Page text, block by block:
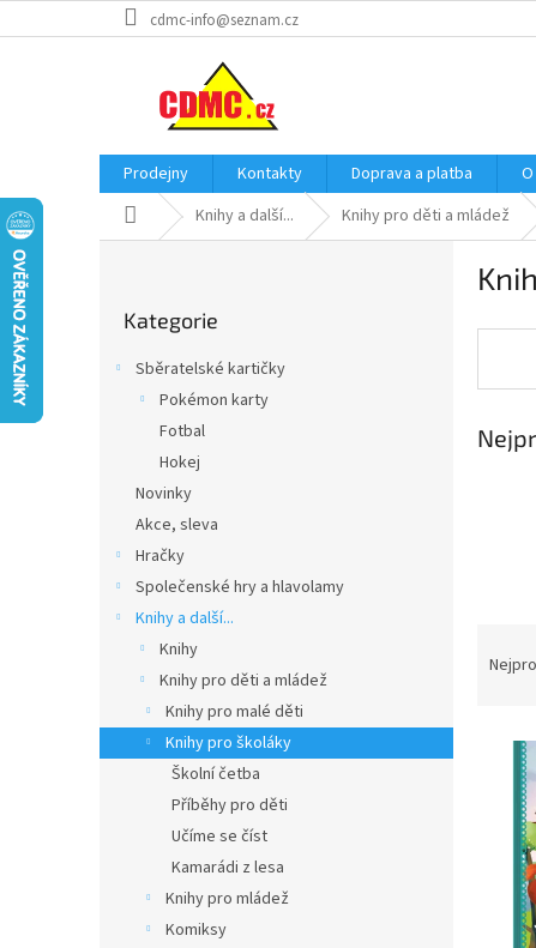
na
cdmc-info@seznam.cz
Prodejny Kontakty Doprava a platba
Domů Knihy a další... Knihy pro děti a mládež
kategorie
Kategorie
Sběratelské kartičky
Pokémon karty
Fotbal
Hokej
Novinky
Akce, sleva
Hračky
Společenské hry a hlavolamy
Knihy a další...
Knihy
Knihy pro děti a mládež
Knihy pro malé děti
Knihy pro školáky
Školní četba
Příběhy pro děti
Učíme se číst
Kamarádi z lesa
Knihy pro mládež
Komiksy